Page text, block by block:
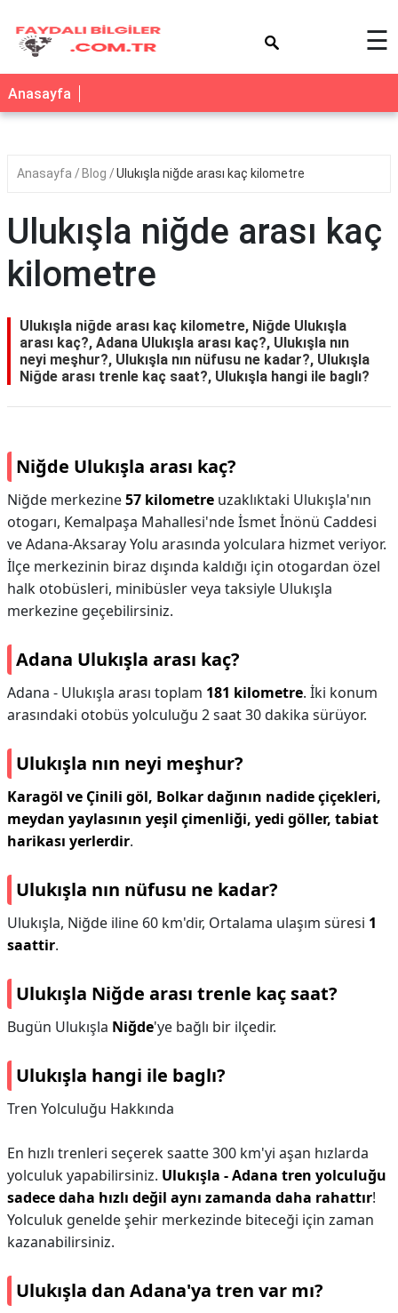
☰
Anasayfa
Anasayfa Blog Ulukışla niğde arası kaç kilometre
Ulukışla niğde arası kaç
kilometre
Ulukışla niğde arası kaç kilometre, Niğde Ulukışla
arası kaç?, Adana Ulukışla arası kaç?, Ulukışla nın
neyi meşhur?, Ulukışla nın nüfusu ne kadar?, Ulukışla
Niğde arası trenle kaç saat?, Ulukışla hangi ile baglı?
Niğde Ulukışla arası kaç?
Niğde merkezine57 kilometre uzaklıktaki Ulukışla'nın
otogarı, Kemalpaşa Mahallesi'nde İsmet İnönü Caddesi
ve Adana-Aksaray Yolu arasında yolculara hizmet veriyor.
İlçe merkezinin biraz dışında kaldığı için otogardan özel
halk otobüsleri, minibüsler veya taksiyle Ulukışla
merkezine geçebilirsiniz.
Adana Ulukışla arası kaç?
Adana - Ulukışla arası toplam 181 kilometre. İki konum
arasındaki otobüs yolculuğu 2 saat 30 dakika sürüyor.
Ulukışla nın neyi meşhur?
Karagöl ve Çinili göl, Bolkar dağının nadide çiçekleri,
meydan yaylasının yeşil çimenliği, yedi göller, tabiat
harikası yerlerdir.
Ulukışla nın nüfusu ne kadar?
Ulukışla, Niğde iline 60 km'dir, Ortalama ulaşım süresi 1
saattir.
Ulukışla Niğde arası trenle kaç saat?
Bugün Ulukışla Niğde'ye bağlı bir ilçedir.
Ulukışla hangi ile baglı?
Tren Yolculuğu Hakkında
En hızlı trenleri seçerek saatte 300 km'yi aşan hızlarda
yolculuk yapabilirsiniz. Ulukışla - Adana tren yolculuğu
sadece daha hızlı değil aynı zamanda daha rahattır!
Yolculuk genelde şehir merkezinde biteceği için zaman
kazanabilirsiniz.
Ulukışla dan Adana'ya tren var mı?